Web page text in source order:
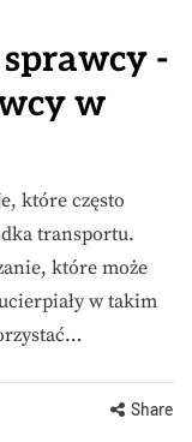
-
w
które często
transportu.
które może
w takim
Share